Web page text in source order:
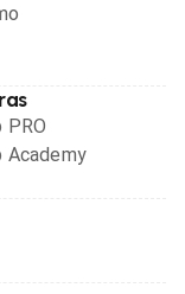
PRO
Academy